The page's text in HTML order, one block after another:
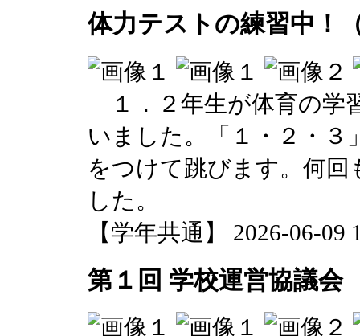
体力テストの練習中！
１．２年生が体育の学
いました。「１・２・
をつけて跳びます。何
した。
【学年共通】 2026-06-09
第１回 学校運営協議会